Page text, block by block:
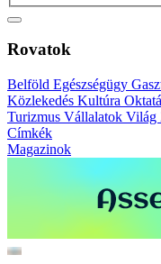
Rovatok
Belföld Egészségügy
Közlekedés Kultúra
Turizmus Vállalatok Világ
Címkék
Magazinok